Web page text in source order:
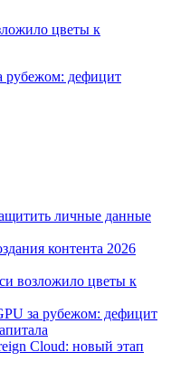
цветы к
рубежом: дефицит
личные данные
контента 2026
возложило цветы к
за рубежом: дефицит
Cloud: новый этап